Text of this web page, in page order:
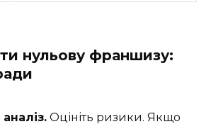
нульову франшизу:
Оцініть ризики. Якщо